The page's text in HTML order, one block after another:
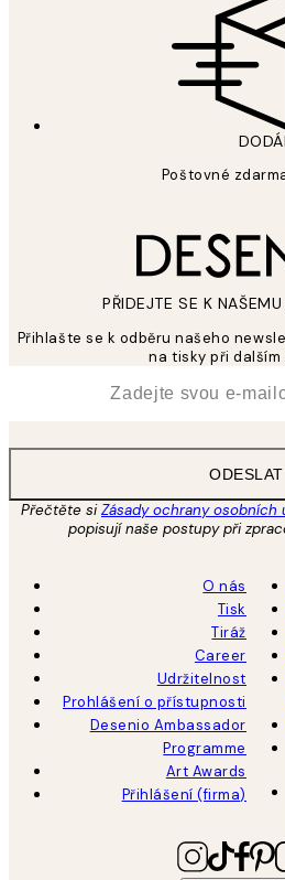
Poštovné
PŘIDEJTE SE K
Přihlašte se k odběru našeho
na tisky při dalším
ODESLAT
Přečtěte siZásady ochrany osobních
popisují naše postupy při
O nás
Tisk
Tiráž
Career
Udržitelnost
Prohlášení o přístupnosti
Desenio Ambassador
Programme
Art Awards
Přihlášení (firma)